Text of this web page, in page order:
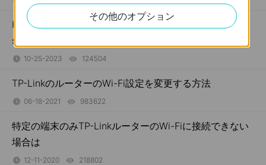
How to retrieve your old router's PPPoE dial-up
settings to TP-Link wireless router
10-25-2023 124504
TP-LinkのルーターのWi-Fi設定を変更する方法
06-18-2021 983622
特定の端末のみTP-LinkルーターのWi-Fiに接続できない
場合は
12-11-2020 218802
その他のオプション